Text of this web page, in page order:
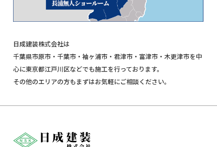
日成建装株式会社は
千葉県市原市・千葉市・袖ヶ浦市・君津市・富津市・木更津市を中
心に東京都江戸川区などでも施工を行っております。
その他のエリアの方もまずはお気軽にご相談ください。